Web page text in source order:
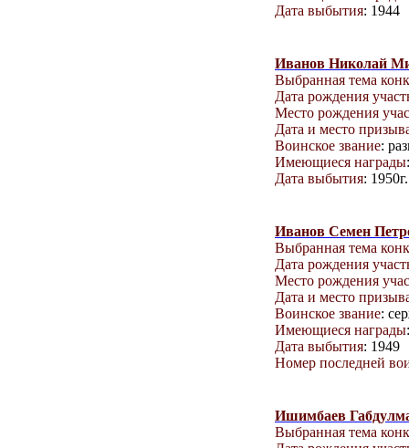
Дата выбытия: 1944
Иванов Николай
Выбранная тема
Дата рождения
Место рождения
Дата и место
Воинское звание:
Имеющиеся награды
Дата выбытия: 1950г.
Иванов Семен
Выбранная тема
Дата рождения
Место рождения
Дата и место
Воинское звание:
Имеющиеся награды
Дата выбытия: 1949
Номер последней
Ишимбаев
Выбранная тема